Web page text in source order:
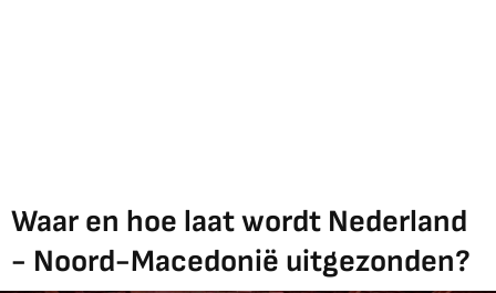
Waar en hoe laat wordt Nederland
- Noord-Macedonië uitgezonden?